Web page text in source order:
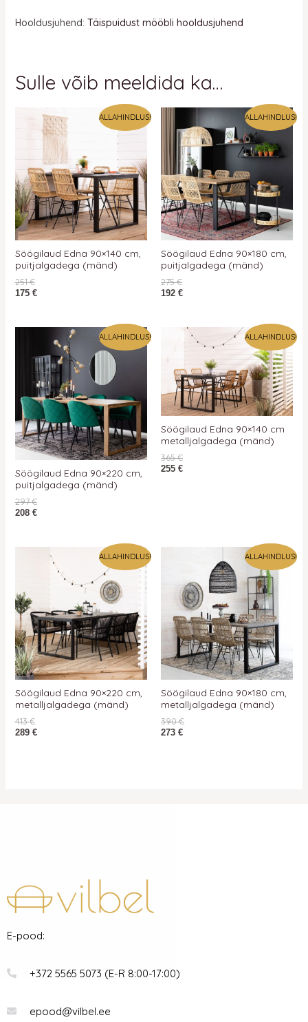
Hooldusjuhend: Täispuidust mööbli hooldusjuhend
Sulle võib meeldida ka…
ALLAHINDLUS!
Söögilaud Edna 90×140 cm,
puitjalgadega (mänd)
251€
175 €
ALLAHINDLUS!
Söögilaud Edna 90×180 cm,
puitjalgadega (mänd)
275€
192 €
ALLAHINDLUS!
Söögilaud Edna 90×220 cm,
puitjalgadega (mänd)
297€
208 €
ALLAHINDLUS!
Söögilaud Edna 90×140 cm
metalljalgadega (mänd)
365€
255 €
ALLAHINDLUS!
Söögilaud Edna 90×220 cm,
metalljalgadega (mänd)
413€
289 €
ALLAHINDLUS!
Söögilaud Edna 90×180 cm,
metalljalgadega (mänd)
390€
273 €
E-pood:
+372 5565 5073 (E-R 8:00-17:00)
epood@vilbel.ee